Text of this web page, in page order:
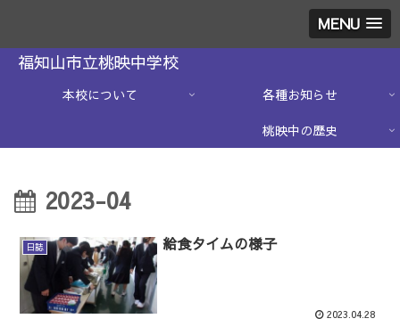
MENU
福知山市立桃映中学校
本校について
各種お知らせ
桃映中の歴史
2023-04
日誌 給食タイムの様子
2023.04.28